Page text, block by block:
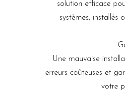
solution efficace
systèmes, installés
Une mauvaise
erreurs coûteuses et
votre